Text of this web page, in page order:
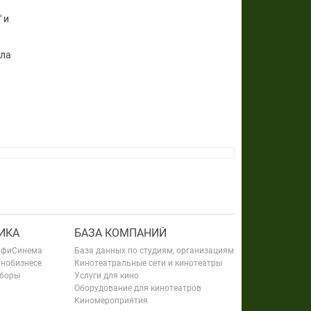
и
БАЗА КОМПАНИЙ
База данных по студиям, организациям
Кинотеатральные сети и кинотеатры
Услуги для кино
Оборудование для кинотеатров
Киномероприятия